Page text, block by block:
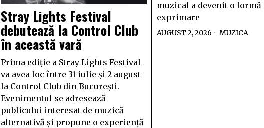
Stray Lights Festival
debutează la Control Club
în această vară
Prima ediție a Stray Lights Festival
va avea loc între 31 iulie și 2 august
la Control Club din București.
Evenimentul se adresează
publicului interesat de muzică
alternativă și propune o experiență
muzical a devenit o formă
exprimare
AUGUST 2, 2026 MUZICA